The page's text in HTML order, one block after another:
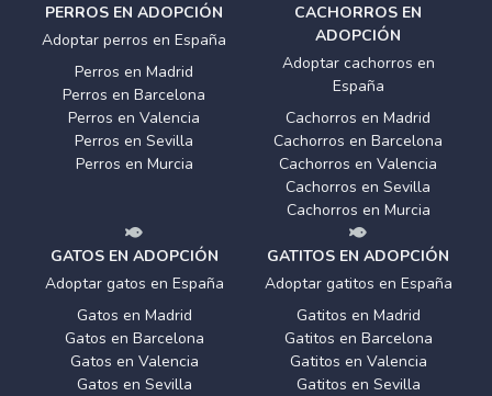
PERROS EN ADOPCIÓN
Adoptar perros en España
Perros en Madrid
Perros en Barcelona
Perros en Valencia
Perros en Sevilla
Perros en Murcia
CACHORROS EN
ADOPCIÓN
Adoptar cachorros en
España
Cachorros en Madrid
Cachorros en Barcelona
Cachorros en Valencia
Cachorros en Sevilla
Cachorros en Murcia
GATOS EN ADOPCIÓN
Adoptar gatos en España
Gatos en Madrid
Gatos en Barcelona
Gatos en Valencia
Gatos en Sevilla
GATITOS EN ADOPCIÓN
Adoptar gatitos en España
Gatitos en Madrid
Gatitos en Barcelona
Gatitos en Valencia
Gatitos en Sevilla